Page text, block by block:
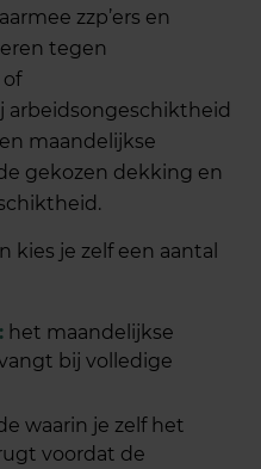
zzp’ers en
tegen
arbeidsongeschiktheid
maandelijkse
gekozen dekking en
kies je zelf een aantal
het maandelijkse
bij volledige
waarin je zelf het
voordat de